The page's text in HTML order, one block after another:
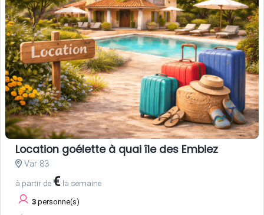
Location goélette à quai île des Embiez
Var 83
à partir de € la semaine
3 personne(s)